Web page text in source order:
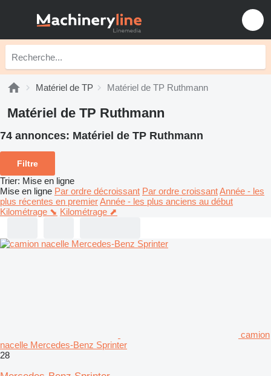
Matériel de TP Matériel de TP Ruthmann
Matériel de TP Ruthmann
74 annonces: Matériel de TP Ruthmann
Filtre
Trier: Mise en ligne
Mise en ligne Par ordre décroissant Par ordre croissantAnnée - les
plus récentes en premierAnnée - les plus anciens au début
Kilométrage ⬊ Kilométrage ⬈
camion
nacelle Mercedes-Benz Sprinter
28